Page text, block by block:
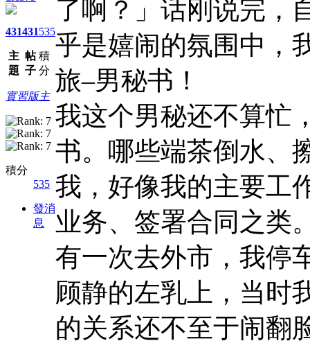
431
主
題
431
帖
子
535
積
分
實習版主
積分
535
發消
息
了啊？」话刚说完，
乎是嬉闹的氛围中，
旅–男秘书！
我这个男秘还不算忙
书。哪些端茶倒水、
我，好像我的主要工
业务、签署合同之类
有一次去外市，我停
顾静的左乳上，当时
的关系还不至于闹翻